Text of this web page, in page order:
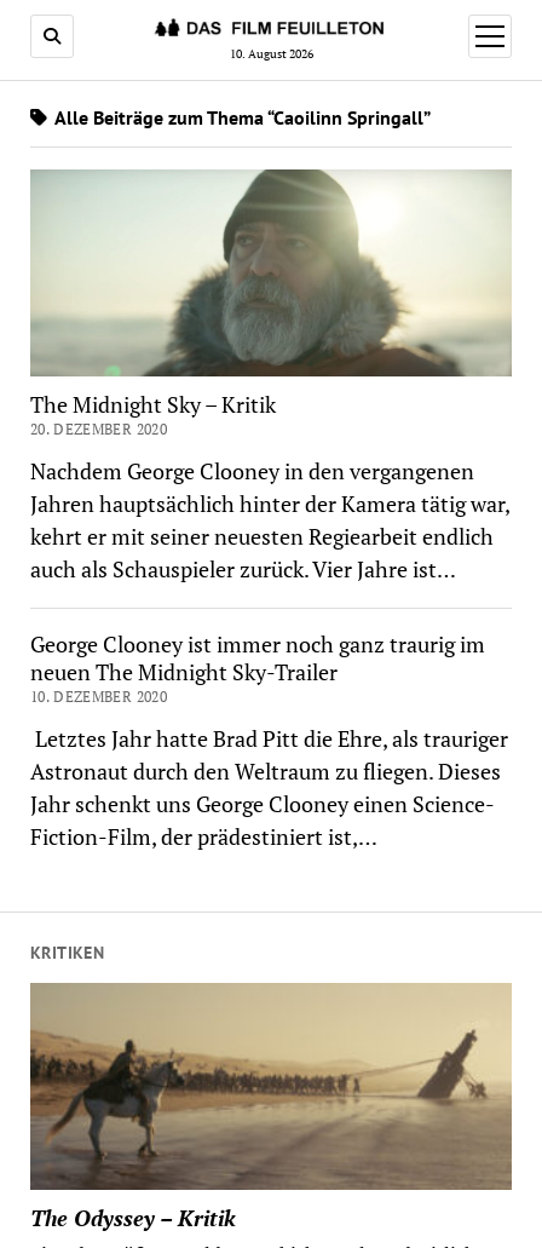
10. August 2026
Menü
öffnen
KRITIKEN
The Odyssey – Kritik
Alle Beiträge zum Thema “Caoilinn Springall”
The Midnight Sky – Kritik
20. DEZEMBER 2020
Nachdem George Clooney in den vergangenen
Jahren hauptsächlich hinter der Kamera tätig war,
kehrt er mit seiner neuesten Regiearbeit endlich
auch als Schauspieler zurück. Vier Jahre ist…
George Clooney ist immer noch ganz traurig im
neuen The Midnight Sky-Trailer
10. DEZEMBER 2020
Letztes Jahr hatte Brad Pitt die Ehre, als trauriger
Astronaut durch den Weltraum zu fliegen. Dieses
Jahr schenkt uns George Clooney einen Science-
Fiction-Film, der prädestiniert ist,…